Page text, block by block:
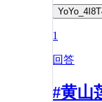
1
回答
#黄山